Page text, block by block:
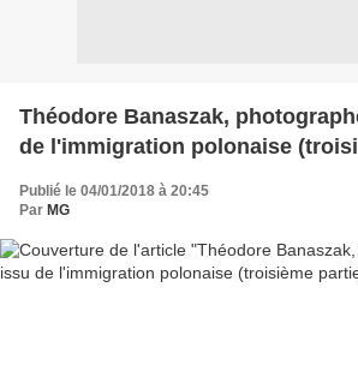
Théodore Banaszak,
de l'immigration polonaise
Publié le 04/01/2018 à 20:45
Par MG